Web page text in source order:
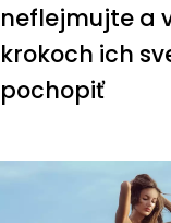
neflejmujte a
krokoch ich
pochopiť